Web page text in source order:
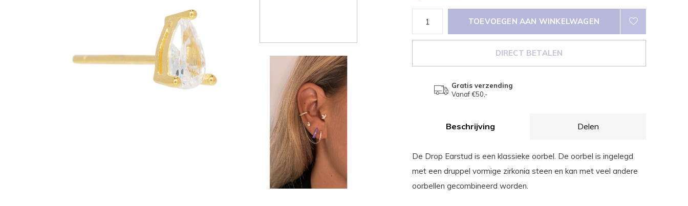
TOEVOEGEN AAN WINKELWAGEN
DIRECT BETALEN
Gratis verzending
Vanaf €50,-
Beschrijving Delen
De Drop Earstud is een klassieke oorbel. De oorbel is ingelegd
met een druppel vormige zirkonia steen en kan met veel andere
oorbellen gecombineerd worden.